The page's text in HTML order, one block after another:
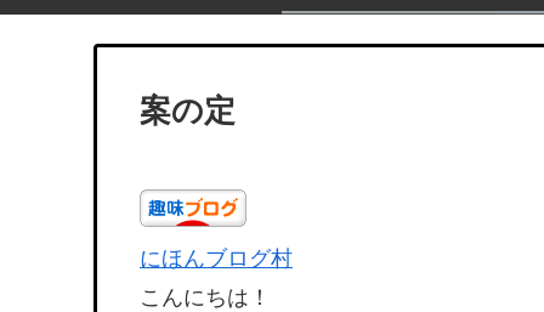
案の定
にほんブログ村
こんにちは！